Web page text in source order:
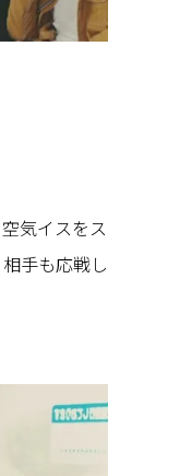
気イスをス
手も応戦し